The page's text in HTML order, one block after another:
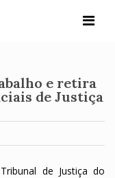
e retira
de Justiça
de Justiça do